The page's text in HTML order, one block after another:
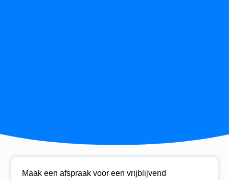
Maak een afspraak voor een vrijblijvend